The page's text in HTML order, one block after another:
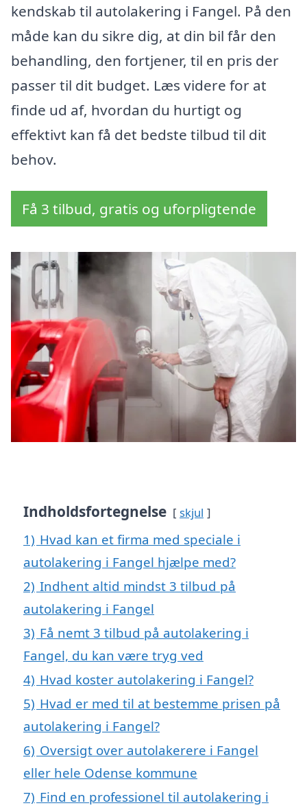
kendskab til autolakering i Fangel. På den
måde kan du sikre dig, at din bil får den
behandling, den fortjener, til en pris der
passer til dit budget. Læs videre for at
finde ud af, hvordan du hurtigt og
effektivt kan få det bedste tilbud til dit
behov.
Få 3 tilbud, gratis og uforpligtende
Indholdsfortegnelse skjul
1) Hvad kan et firma med speciale i
autolakering i Fangel hjælpe med?
2) Indhent altid mindst 3 tilbud på
autolakering i Fangel
3) Få nemt 3 tilbud på autolakering i
Fangel, du kan være tryg ved
4) Hvad koster autolakering i Fangel?
5) Hvad er med til at bestemme prisen på
autolakering i Fangel?
6) Oversigt over autolakerere i Fangel
eller hele Odense kommune
7) Find en professionel til autolakering i